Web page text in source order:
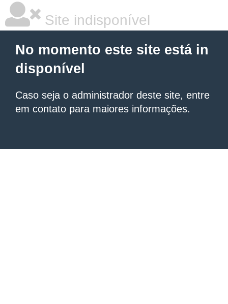
Site indisponível
No momento este site está in
disponível
Caso seja o administrador deste site, entre
em contato para maiores informações.